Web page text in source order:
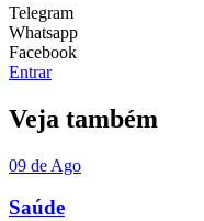
Telegram
Whatsapp
Facebook
Entrar
Veja também
09 de Ago
Saúde